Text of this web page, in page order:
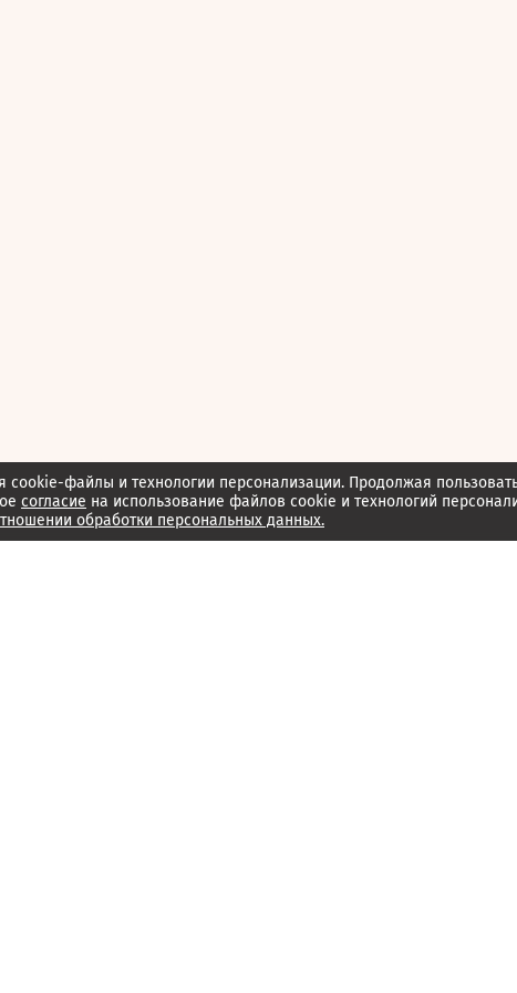
cookie-файлы и технологии персонализации. Продолжая
согласие на использование файлов cookie и технологий
обработки персональных данных.